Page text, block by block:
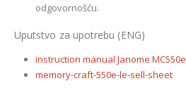
odgovornošću.
Uputstvo za upotrebu (ENG)
instruction manual Janome MC550e
memory-craft-550e-le-sell-sheet